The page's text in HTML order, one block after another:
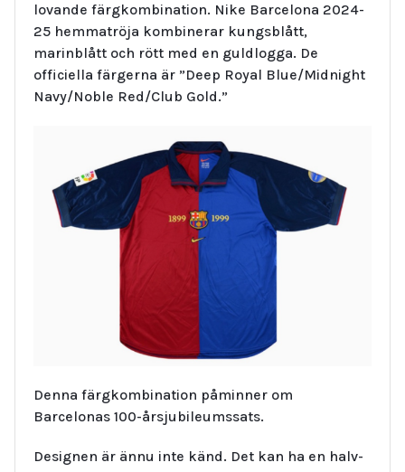
lovande färgkombination. Nike Barcelona 2024-
25 hemmatröja kombinerar kungsblått,
marinblått och rött med en guldlogga. De
officiella färgerna är ”Deep Royal Blue/Midnight
Navy/Noble Red/Club Gold.”
Denna färgkombination påminner om
Barcelonas 100-årsjubileumssats.
Designen är ännu inte känd. Det kan ha en halv-